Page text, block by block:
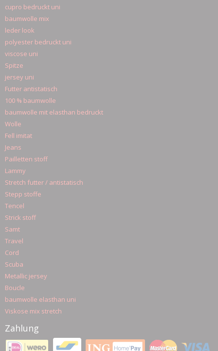
cupro bedruckt uni
baumwolle mix
leder look
polyester bedruckt uni
viscose uni
Spitze
jersey uni
Futter antistatisch
100 % baumwolle
baumwolle mit elasthan bedruckt
Wolle
Fell imitat
Jeans
Pailletten stoff
Lammy
Stretch futter / antistatisch
Stepp stoffe
Tencel
Strick stoff
Samt
Travel
Cord
Scuba
Metallic jersey
Boucle
baumwolle elasthan uni
Viskose mix stretch
Zahlung